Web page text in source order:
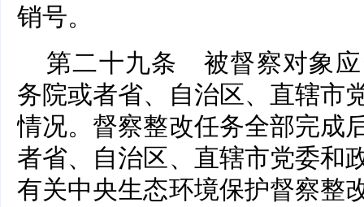
销号。
第二十九条 被督察对象应
务院或者省、自治区、直辖市
情况。督察整改任务全部完成
者省、自治区、直辖市党委和
有关中央生态环境保护督察整